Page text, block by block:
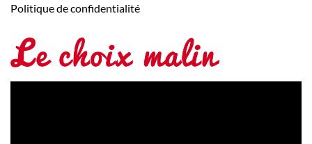
Politique de confidentialité